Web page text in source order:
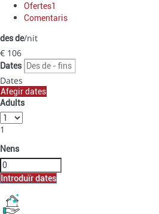
Ofertes1
Comentaris
des de/nit
€ 106
Dates
Dates
Afegir dates
Adults
1
Nens
Introduïr dates